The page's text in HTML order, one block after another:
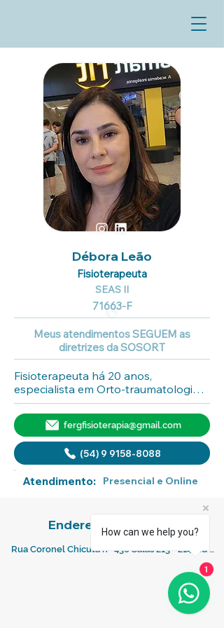
Débora Leão
Fisioterapeuta
SEAS II
71663-F
Meus atendimentos SEGUEM as
diretrizes da SOSORT
Fisioterapeuta há 20 anos,
especialista em Orto-traumatologia,
referência no tratamento para
escoliose método SEAS pelo ISICO.
fergfisioterapia@gmail.com
(54) 9 9158-8088
Atendimento: Presencial e Online
Endereço Comercial:
Rua Coronel Chicuta nº 436 Salas 213 - 214, Ed
How can we help you?
1